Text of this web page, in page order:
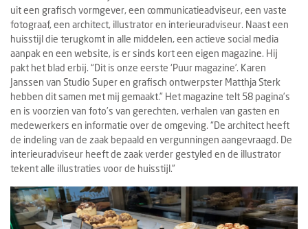
uit een grafisch vormgever, een communicatieadviseur, een vaste
fotograaf, een architect, illustrator en interieuradviseur. Naast een
huisstijl die terugkomt in alle middelen, een actieve social media
aanpak en een website, is er sinds kort een eigen magazine. Hij
pakt het blad erbij. “Dit is onze eerste ‘Puur magazine’. Karen
Janssen van Studio Super en grafisch ontwerpster Matthja Sterk
hebben dit samen met mij gemaakt.” Het magazine telt 58 pagina’s
en is voorzien van foto’s van gerechten, verhalen van gasten en
medewerkers en informatie over de omgeving. “De architect heeft
de indeling van de zaak bepaald en vergunningen aangevraagd. De
interieuradviseur heeft de zaak verder gestyled en de illustrator
tekent alle illustraties voor de huisstijl.”